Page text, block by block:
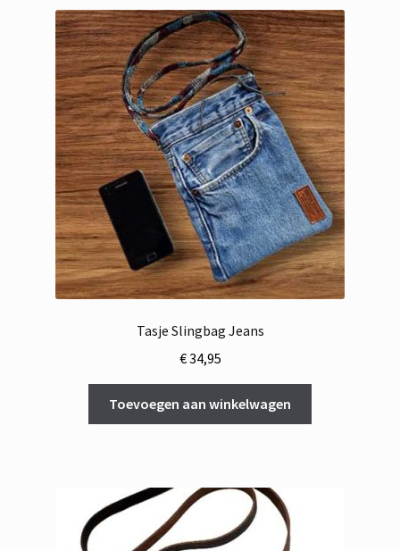
Tasje Slingbag Jeans
€34,95
Toevoegen aan winkelwagen